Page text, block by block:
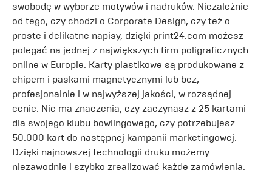
swobodę w wyborze motywów i nadruków. Niezależnie
od tego, czy chodzi o Corporate Design, czy też o
proste i delikatne napisy, dzięki print24.com możesz
polegać na jednej z największych firm poligraficznych
online w Europie. Karty plastikowe są produkowane z
chipem i paskami magnetycznymi lub bez,
profesjonalnie i w najwyższej jakości, w rozsądnej
cenie. Nie ma znaczenia, czy zaczynasz z 25 kartami
dla swojego klubu bowlingowego, czy potrzebujesz
50.000 kart do następnej kampanii marketingowej.
Dzięki najnowszej technologii druku możemy
niezawodnie i szybko zrealizować każde zamówienia.